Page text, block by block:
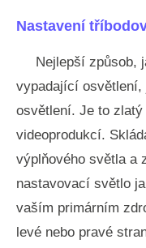
Nastavení
Nejlepší způsob,
vypadající osvětlení,
osvětlení. Je to zlatý
videoprodukcí.
výplňového světla a
nastavovací světlo
vaším primárním
levé nebo pravé